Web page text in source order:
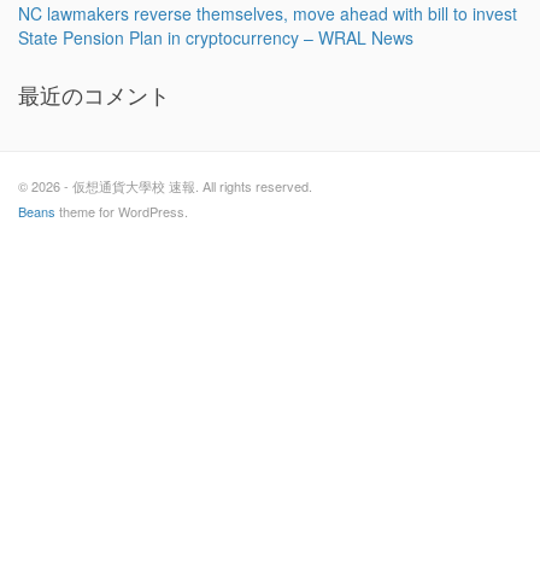
NC lawmakers reverse themselves, move ahead with bill to invest
State Pension Plan in cryptocurrency – WRAL News
最近のコメント
© 2026 - 仮想通貨大學校 速報. All rights reserved.
Beans theme for WordPress.